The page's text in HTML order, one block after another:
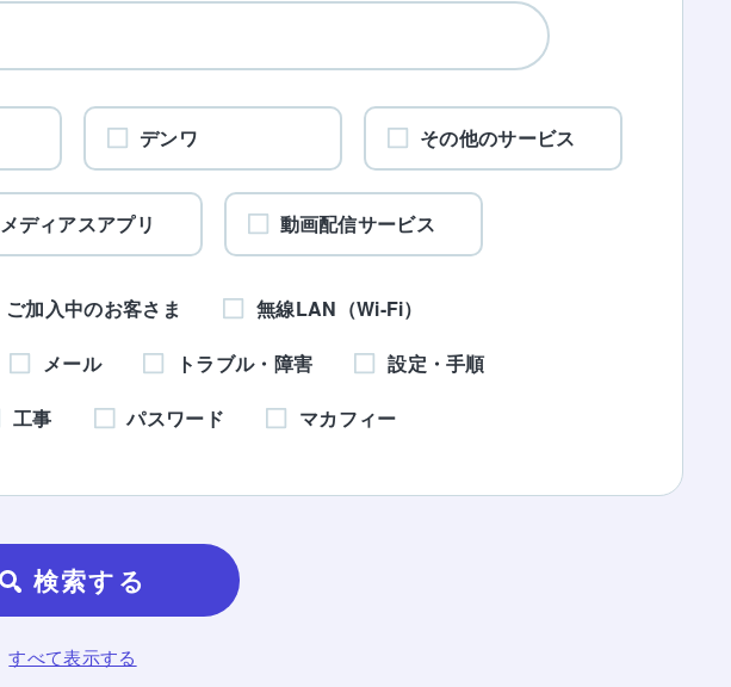
デンワ その他のサービス
メディアスアプリ 動画配信サービス
ご加入中のお客さま
無線LAN（Wi-Fi）
メール トラブル・障害
設定・手順
工事 パスワード マカフィー
検索する
すべて表示する